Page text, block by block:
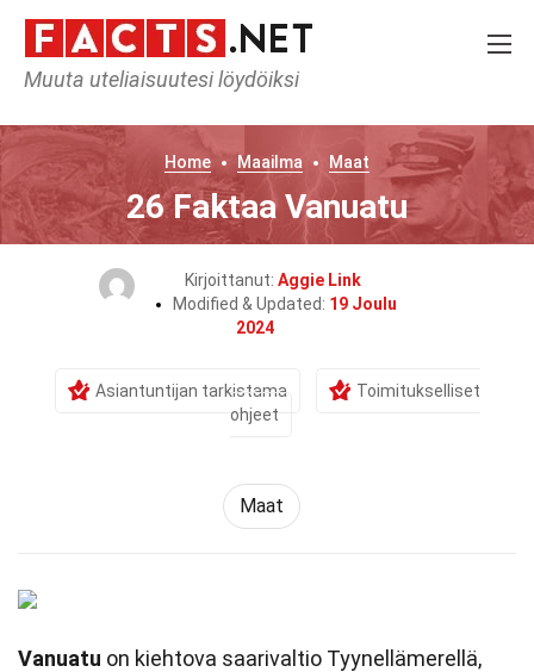
Muuta uteliaisuutesi löydöiksi
Home Maailma Maat
26 Faktaa Vanuatu
Kirjoittanut: Aggie Link
Modified & Updated: 19 Joulu
2024
Asiantuntijan tarkistama
Toimitukselliset
ohjeet
Maat
Vanuatu on kiehtova saarivaltio Tyynellämerellä,